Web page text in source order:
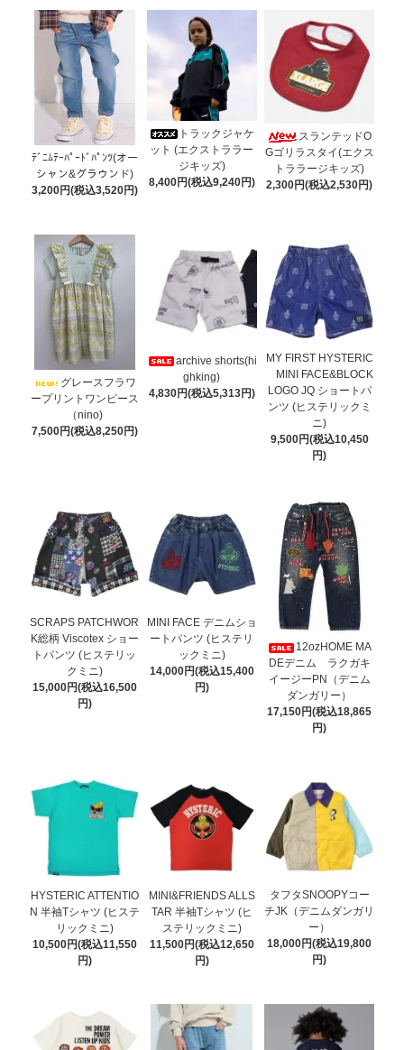
ﾃﾞﾆﾑﾃｰﾊﾟｰﾄﾞﾊﾟﾝﾂ(オー
シャン&グラウンド)
3,200円(税込3,520円)
トラックジャケ
ット (エクストララー
ジキッズ)
8,400円(税込9,240円)
スランテッドO
Gゴリラスタイ(エクス
トララージキッズ)
2,300円(税込2,530円)
グレースフラワ
ープリントワンピース
（nino)
7,500円(税込8,250円)
archive shorts(hi
ghking)
4,830円(税込5,313円)
MY FIRST HYSTERIC
MINI FACE&BLOCK
LOGO JQ ショートパ
ンツ (ヒステリックミ
ニ)
9,500円(税込10,450
円)
SCRAPS PATCHWOR
K総柄 Viscotex ショー
トパンツ (ヒステリッ
クミニ)
15,000円(税込16,500
円)
MINI FACE デニムショ
ートパンツ (ヒステリ
ックミニ)
14,000円(税込15,400
円)
12ozHOME MA
DEデニム ラクガキ
イージーPN（デニム
ダンガリー）
17,150円(税込18,865
円)
HYSTERIC ATTENTIO
N 半袖Tシャツ (ヒステ
リックミニ)
10,500円(税込11,550
円)
MINI&FRIENDS ALLS
TAR 半袖Tシャツ (ヒ
ステリックミニ)
11,500円(税込12,650
円)
タフタSNOOPYコー
チJK（デニムダンガリ
ー）
18,000円(税込19,800
円)